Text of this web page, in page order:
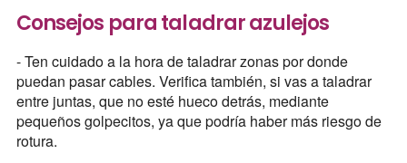
Consejos para taladrar azulejos
- Ten cuidado a la hora de taladrar zonas por donde
puedan pasar cables. Verifica también, si vas a taladrar
entre juntas, que no esté hueco detrás, mediante
pequeños golpecitos, ya que podría haber más riesgo de
rotura.